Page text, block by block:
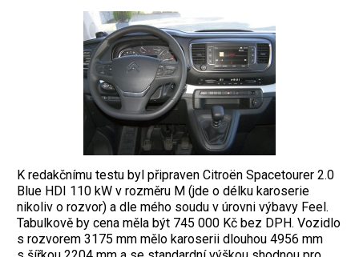
K redakčnímu testu byl připraven Citroën Spacetourer 2.0
Blue HDI 110 kW v rozměru M (jde o délku karoserie
nikoliv o rozvor) a dle mého soudu v úrovni výbavy Feel.
Tabulkově by cena měla být 745 000 Kč bez DPH. Vozidlo
s rozvorem 3175 mm mělo karoserii dlouhou 4956 mm